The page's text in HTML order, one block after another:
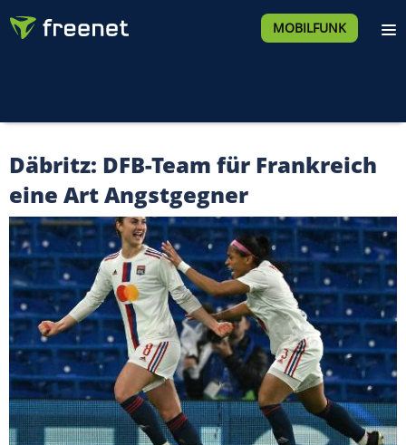
MOBILFUNK
Däbritz: DFB-Team für Frankreich
eine Art Angstgegner